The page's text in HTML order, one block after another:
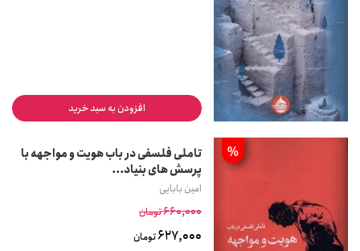
افزودن به سبد خرید
%
تاملی فلسفی در باب هویت و مواجهه با
پرسش های بنیاد...
امین بابایی
660,000تومان
627,000تومان